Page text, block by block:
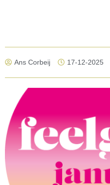
Ans Corbeij 17-12-2025